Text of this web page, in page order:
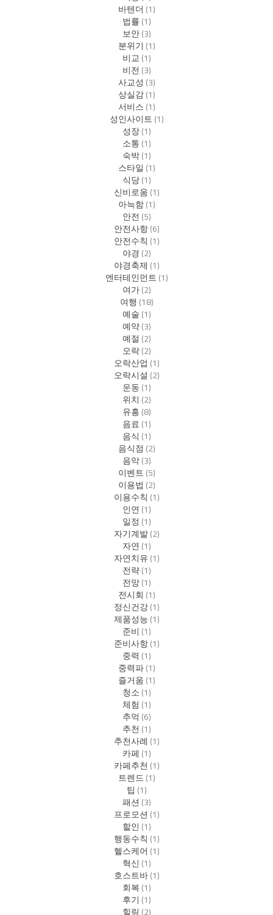
바텐더 (1)
법률(1)
보안(3)
분위기 (1)
비교(1)
비전(3)
사교성 (3)
상실감(1)
서비스(1)
성인사이트(1)
성장(1)
소통(1)
숙박(1)
스타일 (1)
식당(1)
신비로움(1)
아늑함(1)
안전(5)
안전사항(6)
안전수칙 (1)
야경 (2)
야경축제 (1)
엔터테인먼트(1)
여가(2)
여행 (18)
예술(1)
예약(3)
예절 (2)
오락(2)
오락산업 (1)
오락시설 (2)
운동(1)
위치 (2)
유흥(8)
음료(1)
음식 (1)
음식점 (2)
음악(3)
이벤트(5)
이용법 (2)
이용수칙 (1)
인연(1)
일정 (1)
자기계발(2)
자연(1)
자연치유(1)
전략(1)
전망(1)
전시회 (1)
정신건강(1)
제품성능(1)
준비 (1)
준비사항(1)
중력 (1)
중력파(1)
즐거움(1)
청소(1)
체험 (1)
추억 (6)
추천(1)
추천사례 (1)
카페 (1)
카페추천(1)
트렌드(1)
팁 (1)
패션(3)
프로모션(1)
할인(1)
행동수칙 (1)
헬스케어 (1)
혁신(1)
호스트바(1)
회복(1)
후기 (1)